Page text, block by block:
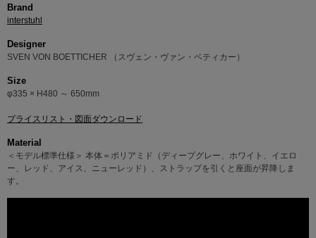
Brand
interstuhl
Designer
SVEN VON BOETTICHER （スヴェン・ヴァン・ベティカー）
Size
φ335 × H480 ～ 650mm
プライスリスト・図面ダウンロード
Material
＜モデル標準仕様＞ 本体＝ポリアミド（ディープグレー、ホワイト、イエロ
ー、レッド、アイス、ニューレッド）、ストラップを引くと座面が昇降しま
す。